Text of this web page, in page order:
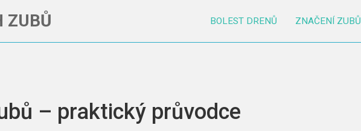
ZUBŮ BOLEST DRENŮ ZNAČENÍ ZUBŮ
– praktický průvodce